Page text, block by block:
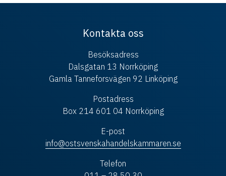
Kontakta oss
Besöksadress
Dalsgatan 13 Norrköping
Gamla Tanneforsvägen 92 Linköping
Postadress
Box 214 601 04 Norrköping
E-post
info@ostsvenskahandelskammaren.se
Telefon